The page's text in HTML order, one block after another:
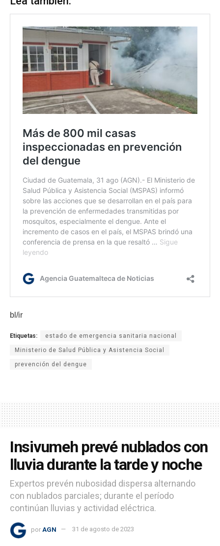
bl/ir
Etiquetas: estado de emergencia sanitaria nacional
Ministerio de Salud Pública y Asistencia Social
prevención del dengue
Insivumeh prevé nublados con
lluvia durante la tarde y noche
Expertos prevén nubosidad dispersa alternando
con nublados parciales; durante el período
continúan lluvias y actividad eléctrica.
por AGN 31 de agosto de 2023